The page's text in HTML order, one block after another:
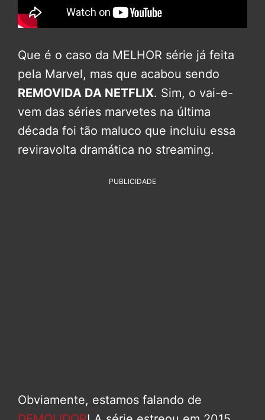
Que é o caso da MELHOR série já feita
pela Marvel, mas que acabou sendo
REMOVIDA DA NETFLIX. Sim, o vai-e-
vem das séries marvetes na última
década foi tão maluco que incluiu essa
reviravolta dramática no streaming.
PUBLICIDADE
Obviamente, estamos falando de